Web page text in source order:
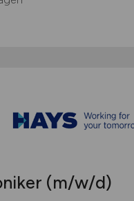
(m/w/d)